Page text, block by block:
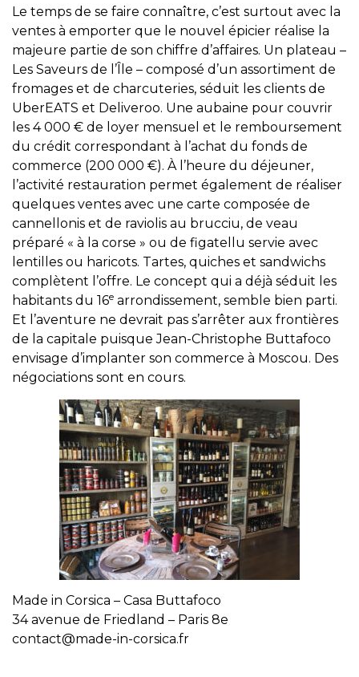
Le temps de se faire connaître, c’est surtout avec la
ventes à emporter que le nouvel épicier réalise la
majeure partie de son chiffre d’affaires. Un plateau –
Les Saveurs de l’Île – composé d’un assortiment de
fromages et de charcuteries, séduit les clients de
UberEATS et Deliveroo. Une aubaine pour couvrir
les 4 000 € de loyer mensuel et le remboursement
du crédit correspondant à l’achat du fonds de
commerce (200 000 €). À l’heure du déjeuner,
l’activité restauration permet également de réaliser
quelques ventes avec une carte composée de
cannellonis et de raviolis au brucciu, de veau
préparé « à la corse » ou de figatellu servie avec
lentilles ou haricots. Tartes, quiches et sandwichs
complètent l’offre. Le concept qui a déjà séduit les
habitants du 16e arrondissement, semble bien parti.
Et l’aventure ne devrait pas s’arrêter aux frontières
de la capitale puisque Jean-Christophe Buttafoco
envisage d’implanter son commerce à Moscou. Des
négociations sont en cours.
Made in Corsica – Casa Buttafoco
34 avenue de Friedland – Paris 8e
contact@made-in-corsica.fr